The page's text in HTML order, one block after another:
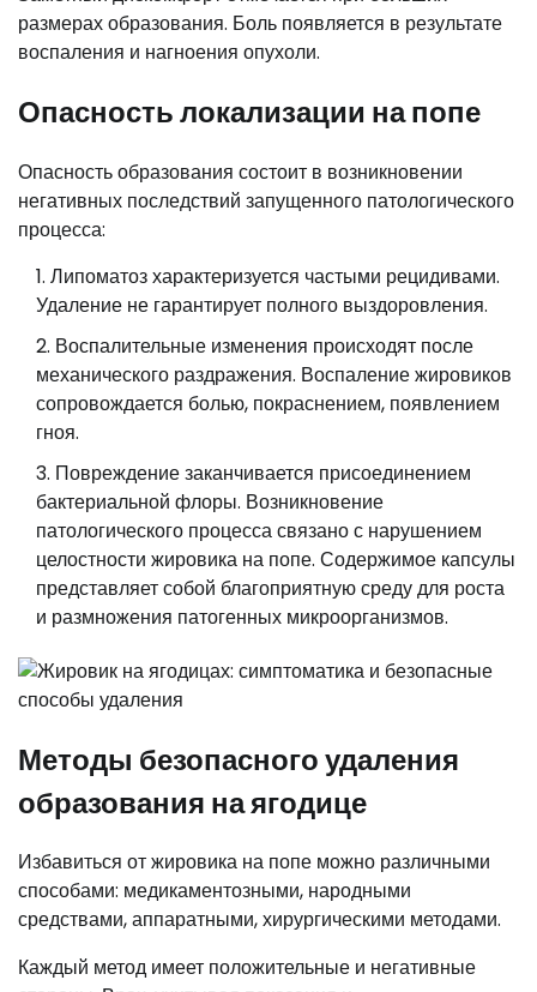
размерах образования. Боль появляется в результате
воспаления и нагноения опухоли.
Опасность локализации на попе
Опасность образования состоит в возникновении
негативных последствий запущенного патологического
процесса:
Липоматоз характеризуется частыми рецидивами.
Удаление не гарантирует полного выздоровления.
Воспалительные изменения происходят после
механического раздражения. Воспаление жировиков
сопровождается болью, покраснением, появлением
гноя.
Повреждение заканчивается присоединением
бактериальной флоры. Возникновение
патологического процесса связано с нарушением
целостности жировика на попе. Содержимое капсулы
представляет собой благоприятную среду для роста
и размножения патогенных микроорганизмов.
Методы безопасного удаления
образования на ягодице
Избавиться от жировика на попе можно различными
способами: медикаментозными, народными
средствами, аппаратными, хирургическими методами.
Каждый метод имеет положительные и негативные